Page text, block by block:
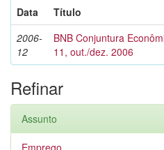
Data
Título
2006-
12
BNB Conjuntura
11, out./dez. 2006
Refinar
Assunto
Emprego